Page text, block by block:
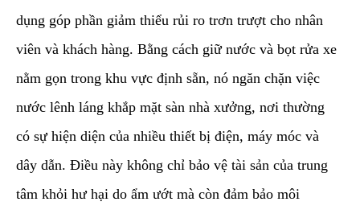
dụng góp phần giảm thiểu rủi ro trơn trượt cho nhân
viên và khách hàng. Bằng cách giữ nước và bọt rửa xe
nằm gọn trong khu vực định sẵn, nó ngăn chặn việc
nước lênh láng khắp mặt sàn nhà xưởng, nơi thường
có sự hiện diện của nhiều thiết bị điện, máy móc và
dây dẫn. Điều này không chỉ bảo vệ tài sản của trung
tâm khỏi hư hại do ẩm ướt mà còn đảm bảo môi